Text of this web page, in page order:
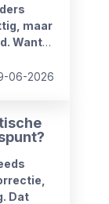
maar
Want
werk
06-2026
Dat